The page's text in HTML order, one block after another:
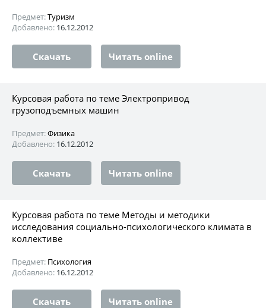
Предмет:Туризм
Добавлено: 16.12.2012
Скачать Читать online
Курсовая работа по теме Электропривод
грузоподъемных машин
Предмет:Физика
Добавлено: 16.12.2012
Скачать Читать online
Курсовая работа по теме Методы и методики
исследования социально-психологического климата в
коллективе
Предмет: Психология
Добавлено: 16.12.2012
Скачать Читать online